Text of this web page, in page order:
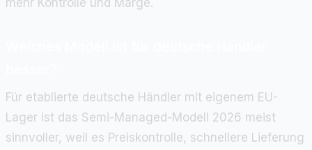
Für etablierte deutsche Händler mit eigenem EU-
Lager ist das Semi-Managed-Modell 2026 meist
sinnvoller, weil es Preiskontrolle, schnellere Lieferung